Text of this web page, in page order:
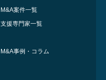
M&A案件一覧
支援専門家一覧
M&A事例・コラム